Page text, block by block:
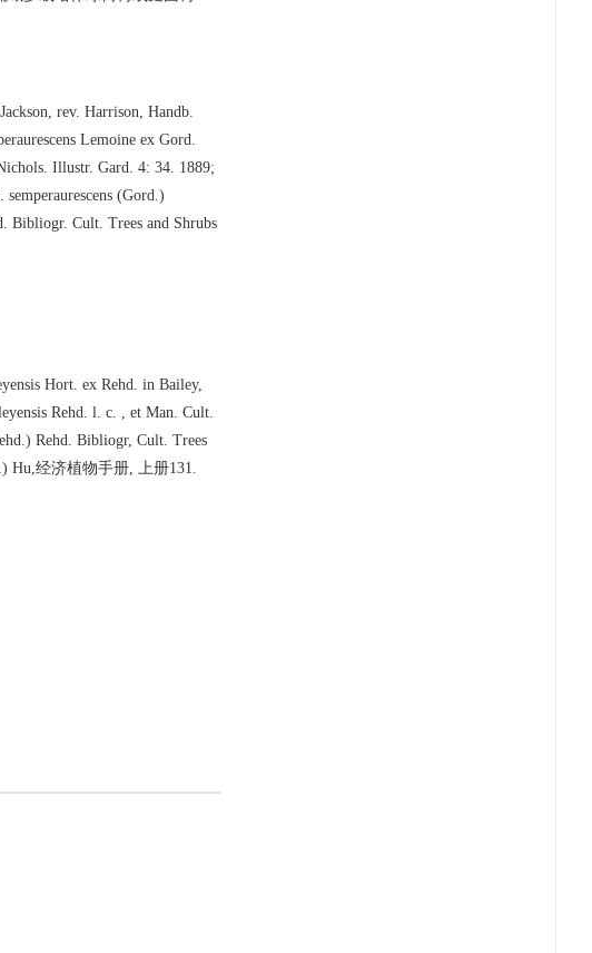
rev. Harrison, Handb.
Lemoine ex Gord.
Illustr. Gard. 4: 34. 1889;
(Gord.)
Bibliogr. Cult. Trees and Shrubs
Hort. ex Rehd. in Bailey,
Rehd. l. c. , et Man. Cult.
Rehd. Bibliogr, Cult. Trees
Hu,经济植物手册, 上册131.